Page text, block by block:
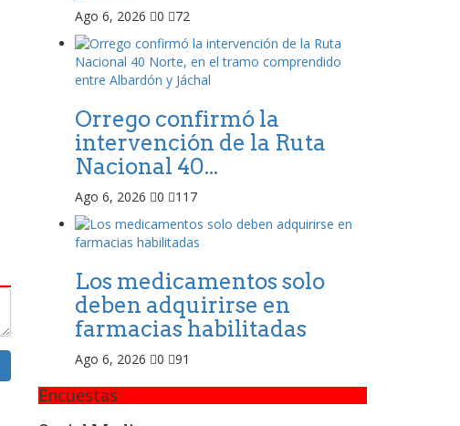
Ago 6, 2026 0 72
Orrego confirmó la
intervención de la Ruta
Nacional 40...
Ago 6, 2026 0 117
Los medicamentos solo
deben adquirirse en
farmacias habilitadas
Ago 6, 2026 0 91
Encuestas